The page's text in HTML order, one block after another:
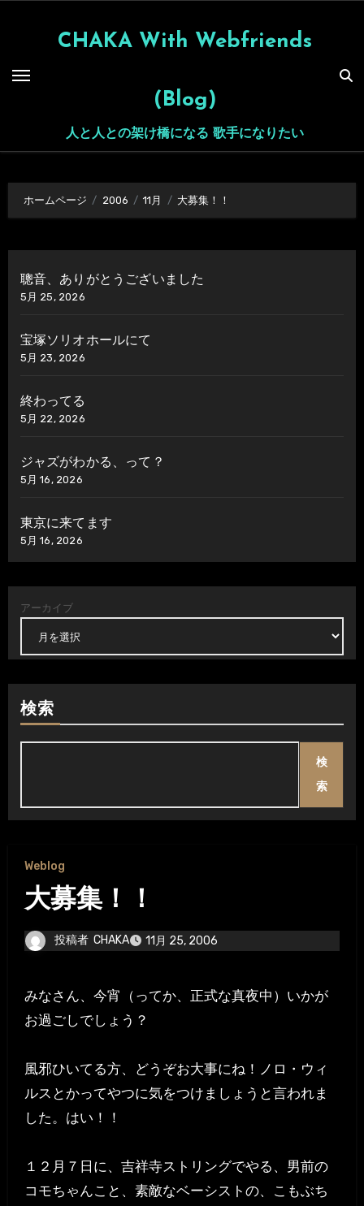
CHAKA With Webfriends
(Blog)
人と人との架け橋になる 歌手になりたい
ホームページ 2006 11月 大募集！！
聰音、ありがとうございました
5月 25, 2026
宝塚ソリオホールにて
5月 23, 2026
終わってる
5月 22, 2026
ジャズがわかる、って？
5月 16, 2026
東京に来てます
5月 16, 2026
アーカイブ
検索
検
索
Weblog
大募集！！
投稿者 CHAKA 11月 25, 2006
みなさん、今宵（ってか、正式な真夜中）いかが
お過ごしでしょう？
風邪ひいてる方、どうぞお大事にね！ノロ・ウィ
ルスとかってやつに気をつけましょうと言われま
した。はい！！
１２月７日に、吉祥寺ストリングでやる、男前の
コモちゃんこと、素敵なベーシストの、こもぶち